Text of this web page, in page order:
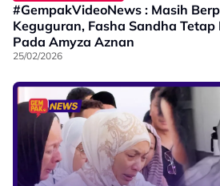
#GempakVideoNews : Masih
Keguguran, Fasha Sandha Tetap
Pada Amyza Aznan
25/02/2026